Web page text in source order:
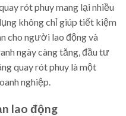
rót phuy mang lại nhiều
không chỉ giúp tiết kiệm
cho người lao động và
ngày càng tăng, đầu tư
quay rót phuy là một
nghiệp.
lao động